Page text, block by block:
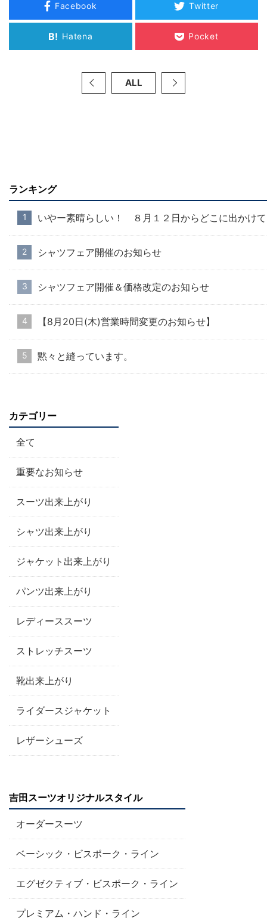
Facebook Twitter
B! Hatena Pocket
ALL
ランキング
いやー素晴らしい！ ８月１２日からどこに出かけ
シャツフェア開催のお知らせ
シャツフェア開催＆価格改定のお知らせ
【8月20日(木)営業時間変更のお知らせ】
黙々と縫っています。
カテゴリー
全て
重要なお知らせ
スーツ出来上がり
シャツ出来上がり
ジャケット出来上がり
パンツ出来上がり
レディーススーツ
ストレッチスーツ
靴出来上がり
ライダースジャケット
レザーシューズ
吉田スーツオリジナルスタイル
オーダースーツ
ベーシック・ビスポーク・ライン
エグゼクティブ・ビスポーク・ライン
プレミアム・ハンド・ライン